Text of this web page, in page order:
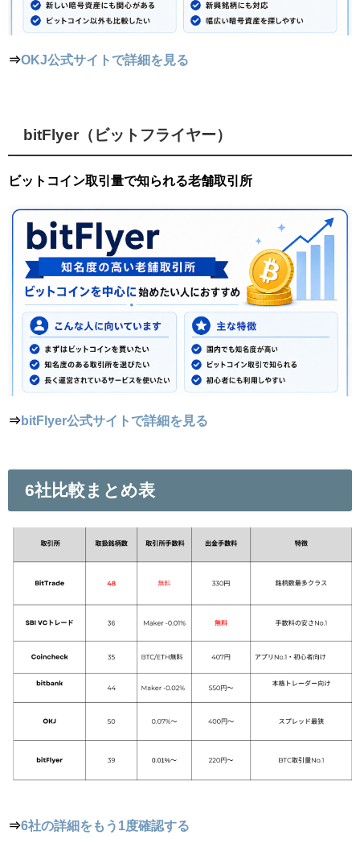
⇒OKJ公式サイトで詳細を見る
bitFlyer（ビットフライヤー）
ビットコイン取引量で知られる老舗取引所
⇒bitFlyer公式サイトで詳細を見る
6社比較まとめ表
⇒6社の詳細をもう1度確認する